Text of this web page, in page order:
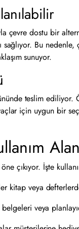
çevre dostu bir
sağlıyor. Bu
sunuyor.
teslim ediliyor.
için uygun bir
çıkıyor. İşte
kitap veya
veya